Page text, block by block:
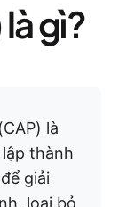
gì?
là
thành
giải
loại bỏ